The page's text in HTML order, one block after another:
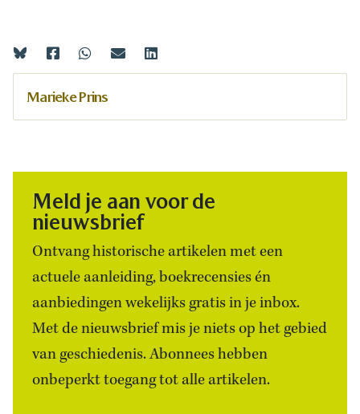
Marieke Prins
Meld je aan voor de
nieuwsbrief
Ontvang historische artikelen met een
actuele aanleiding, boekrecensies én
aanbiedingen wekelijks gratis in je inbox.
Met de nieuwsbrief mis je niets op het gebied
van geschiedenis. Abonnees hebben
onbeperkt toegang tot alle artikelen.